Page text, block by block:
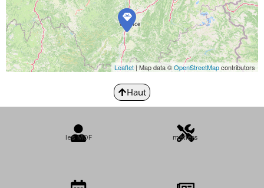
Leaflet | Map data ©OpenStreetMapcontributors
Haut
les MOF métiers